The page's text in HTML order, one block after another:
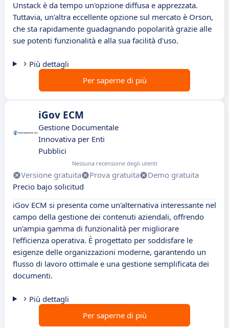
Unstack è da tempo un'opzione diffusa e apprezzata.
Tuttavia, un'altra eccellente opzione sul mercato è Orson,
che sta rapidamente guadagnando popolarità grazie alle
sue potenti funzionalità e alla sua facilità d'uso.
Più dettagli
Per saperne di più
iGov ECM
Gestione Documentale
Innovativa per Enti
Pubblici
Nessuna recensione degli utenti
Versione gratuita Prova gratuita
Demo gratuita
Precio bajo solicitud
iGov ECM si presenta come un'alternativa interessante nel
campo della gestione dei contenuti aziendali, offrendo
un'ampia gamma di funzionalità per migliorare
l'efficienza operativa. È progettato per soddisfare le
esigenze delle organizzazioni moderne, garantendo un
flusso di lavoro ottimale e una gestione semplificata dei
documenti.
Più dettagli
Per saperne di più